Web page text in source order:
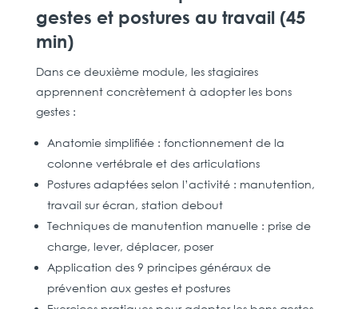
gestes et postures au travail (45
min)
Dans ce deuxième module, les stagiaires
apprennent concrètement à adopter les bons
gestes :
Anatomie simplifiée : fonctionnement de la
colonne vertébrale et des articulations
Postures adaptées selon l’activité : manutention,
travail sur écran, station debout
Techniques de manutention manuelle : prise de
charge, lever, déplacer, poser
Application des 9 principes généraux de
prévention aux gestes et postures